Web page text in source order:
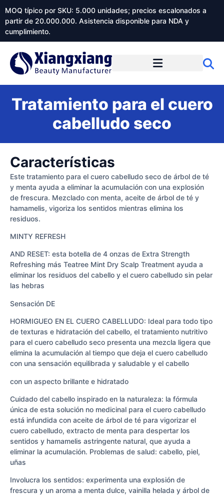
MOQ típico por SKU: 5.000 unidades; precios escalonados a
partir de 20.000.000. Asistencia disponible para NDA y
cumplimiento.
Tratamiento para el cuero
cabelludo seco
Características
Este tratamiento para el cuero cabelludo seco de árbol de té
y menta ayuda a eliminar la acumulación con una explosión
de frescura. Mezclado con menta, aceite de árbol de té y
hamamelis, vigoriza los sentidos mientras elimina los
residuos.
MINTY REFRESH
AND RESET: esta botella de 4 onzas de Extra Strength
Refreshing más Teatree Mint Dry Scalp Treatment ayuda a
eliminar los residuos del cabello y el cuero cabelludo sin pelar
las hebras
Sensación DE
HORMIGUEO EN EL CUERO CABELLUDO: Ideal para todo tipo
de texturas e hidratación del cabello, el tratamiento nutritivo
para el cuero cabelludo seco presenta una mezcla ligera que
elimina la acumulación al tiempo que deja el cuero cabelludo
con una sensación equilibrada y saludable y el cabello
con un aspecto brillante e hidratado
Cuidado del cabello inspirado en la naturaleza: la fórmula
única de esta solución no medicinal para el cuero cabelludo
está infundida con aceite de árbol de té para vigorizar el
cuero cabelludo, extracto de menta para despertar los
sentidos y hamamelis astringente natural, que ayuda a
eliminar la acumulación. Problemas de salud: cabello, piel,
uñas
Involucra los sentidos: experimenta una explosión de
frescura y un aroma a menta dulce, vainilla helada y árbol de